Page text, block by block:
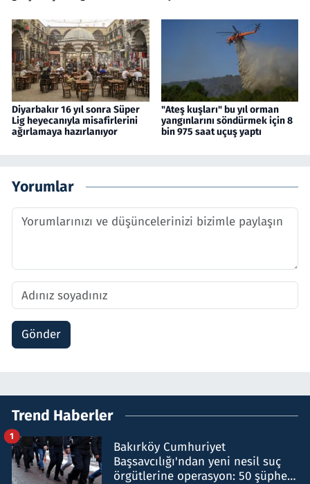
Diyarbakır 16 yıl sonra Süper
Lig heyecanıyla misafirlerini
ağırlamaya hazırlanıyor
"Ateş kuşları" bu yıl orman
yangınlarını söndürmek için 8
bin 975 saat uçuş yaptı
Yorumlar
Gönder
Trend Haberler
Bakırköy Cumhuriyet
Başsavcılığı'ndan yeni nesil suç
örgütlerine operasyon: 50 şüpheli
1